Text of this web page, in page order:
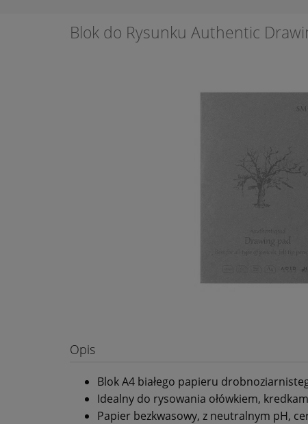
Blok do Rysunku Authentic
Opis
Blok A4 białego papieru
Idealny do rysowania ołówkiem,
Papier bezkwasowy, z neutralnym pH,